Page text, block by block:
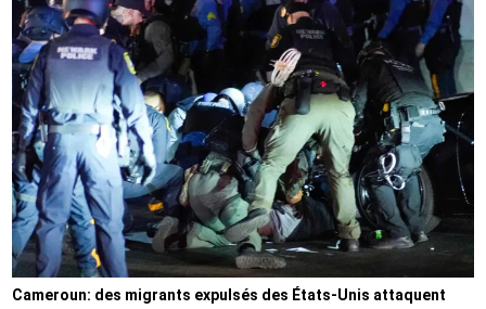
Cameroun: des migrants expulsés des États-Unis attaquent